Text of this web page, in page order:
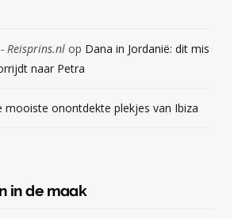
Reisprins.nl op Dana in Jordanië: dit mis
naar Petra
mooiste onontdekte plekjes van Ibiza
in de maak